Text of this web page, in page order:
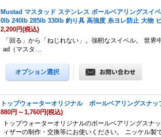
Mustad マスタッド ステンレス ボールベアリングスイ
0lb 240lb 285lb 330lb 釣り具 高強度 糸ヨレ防止 大物
2,200円(税込)
「回る」から「ねじれない」。強靭なスイベル。 世
ad（マスタ…
トップウォーターオリジナル ボールベアリングスナ
880円 ～ 1,760円(税込)
トップウォーターオリジナルのボールベアリングスナ
ィザーの制作・交換等にお使いください。 ニッケル製